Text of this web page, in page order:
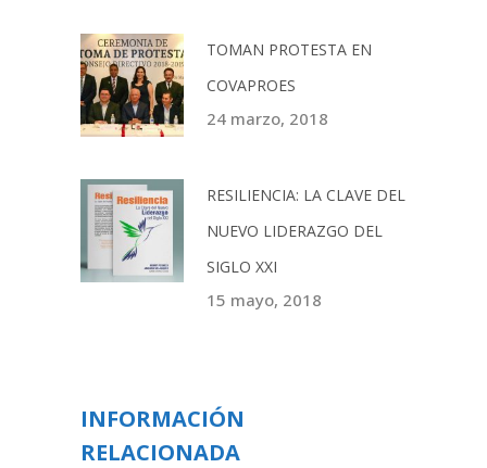
TOMAN PROTESTA EN
COVAPROES
24 marzo, 2018
RESILIENCIA: LA CLAVE DEL
NUEVO LIDERAZGO DEL
SIGLO XXI
15 mayo, 2018
INFORMACIÓN
RELACIONADA